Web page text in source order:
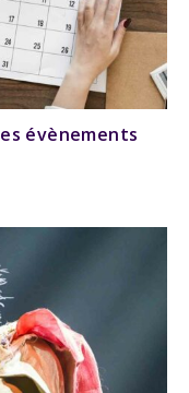
évènements